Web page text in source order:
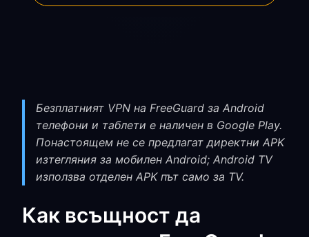
Безплатният VPN на FreeGuard за Android
телефони и таблети е наличен в Google Play.
Понастоящем не се предлагат директни APK
изтегляния за мобилен Android; Android TV
използва отделен APK път само за TV.
Как всъщност да